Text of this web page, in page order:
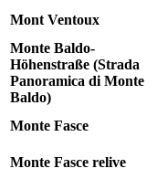
Mont Ventoux
Monte Baldo-
Höhenstraße (Strada
Panoramica di Monte
Baldo)
Monte Fasce
Monte Fasce relive